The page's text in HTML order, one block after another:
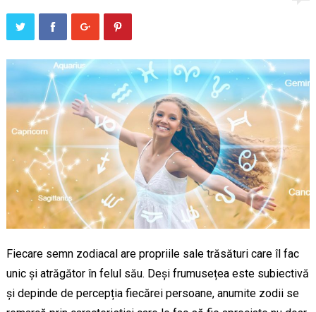
Fiecare semn zodiacal are propriile sale trăsături care îl fac
unic și atrăgător în felul său. Deși frumusețea este subiectivă
și depinde de percepția fiecărei persoane, anumite zodii se